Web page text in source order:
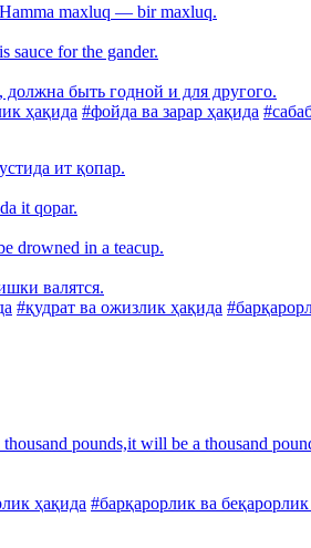
maxluq — bir maxluq.
sauce for the gander.
должна быть годной и для другого.
ҳақида #фойда ва зарар ҳақида
ит қопар.
it qopar.
drowned in a teacup.
валятся.
#қудрат ва ожизлик ҳақида
pounds,it will be a thousand
ҳақида #барқарорлик ва